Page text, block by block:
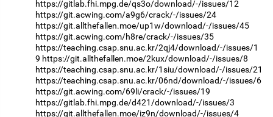
https://gitlab.fhi.mpg.de/qs3o/download/-/issues/12
https://git.acwing.com/a9g6/crack/-/issues/24
https://git.allthefallen.moe/up1w/download/-/issues/45
https://git.acwing.com/h8re/crack/-/issues/35
https://teaching.csap.snu.ac.kr/2qj4/download/-/issues/1
9 https://git.allthefallen.moe/2kux/download/-/issues/8
https://teaching.csap.snu.ac.kr/1siu/download/-/issues/21
https://teaching.csap.snu.ac.kr/06nd/download/-/issues/6
https://git.acwing.com/69li/crack/-/issues/19
https://gitlab.fhi.mpg.de/d421/download/-/issues/3
https://git.allthefallen.moe/iz9n/download/-/issues/4